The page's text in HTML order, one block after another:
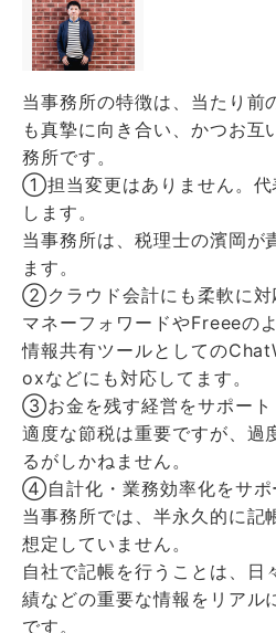
当事務所の特徴は、当たり前
も真摯に向き合い、かつお互
務所です。
①担当変更はありません。代
します。
当事務所は、税理士の濱岡が
ます。
②クラウド会計にも柔軟に対
マネーフォワードやFreeeの
情報共有ツールとしての
oxなどにも対応してます。
③お金を残す経営をサポート
適度な節税は重要ですが、過
るがしかねません。
④自計化・業務効率化をサポ
当事務所では、半永久的に記
想定していません。
自社で記帳を行うことは、日
績などの重要な情報をリアル
です。